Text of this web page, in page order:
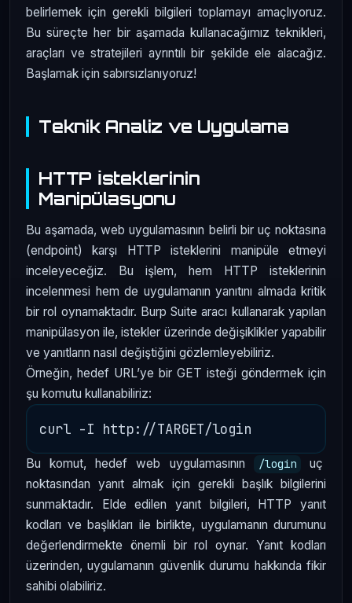
belirlemek için gerekli bilgileri toplamayı amaçlıyoruz.
Bu süreçte her bir aşamada kullanacağımız teknikleri,
araçları ve stratejileri ayrıntılı bir şekilde ele alacağız.
Başlamak için sabırsızlanıyoruz!
Teknik Analiz ve Uygulama
HTTP İsteklerinin
Manipülasyonu
Bu aşamada, web uygulamasının belirli bir uç noktasına
(endpoint) karşı HTTP isteklerini manipüle etmeyi
inceleyeceğiz. Bu işlem, hem HTTP isteklerinin
incelenmesi hem de uygulamanın yanıtını almada kritik
bir rol oynamaktadır. Burp Suite aracı kullanarak yapılan
manipülasyon ile, istekler üzerinde değişiklikler yapabilir
ve yanıtların nasıl değiştiğini gözlemleyebiliriz.
Örneğin, hedef URL’ye bir GET isteği göndermek için
şu komutu kullanabiliriz:
Bu komut, hedef web uygulamasının /login
uç
noktasından yanıt almak için gerekli başlık bilgilerini
sunmaktadır. Elde edilen yanıt bilgileri, HTTP yanıt
kodları ve başlıkları ile birlikte, uygulamanın durumunu
değerlendirmekte önemli bir rol oynar. Yanıt kodları
üzerinden, uygulamanın güvenlik durumu hakkında fikir
sahibi olabiliriz.